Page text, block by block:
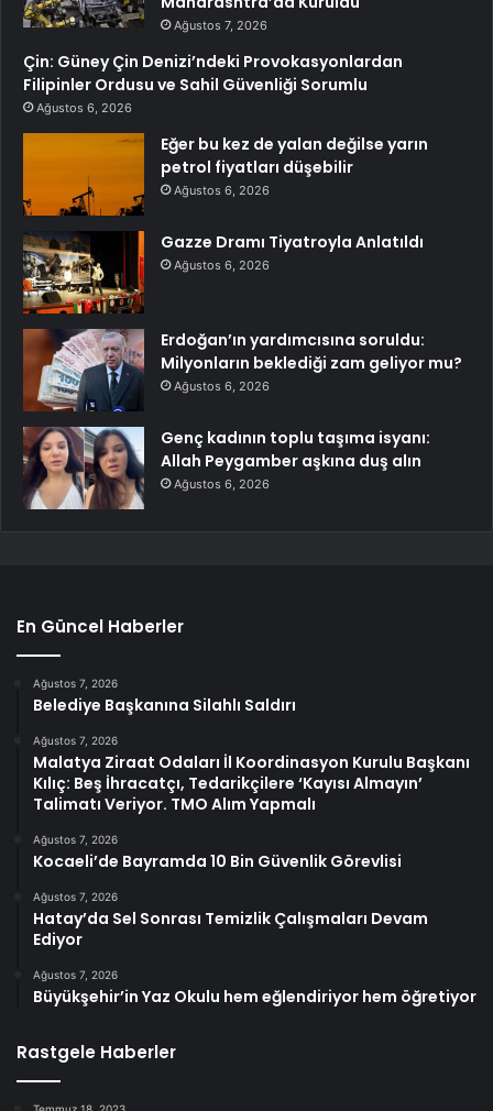
Ağustos 7, 2026
Çin: Güney Çin Denizi’ndeki Provokasyonlardan
Filipinler Ordusu ve Sahil Güvenliği Sorumlu
Ağustos 6, 2026
Eğer bu kez de yalan değilse yarın
petrol fiyatları düşebilir
Ağustos 6, 2026
Gazze Dramı Tiyatroyla Anlatıldı
Ağustos 6, 2026
Erdoğan’ın yardımcısına soruldu:
Milyonların beklediği zam geliyor mu?
Ağustos 6, 2026
Genç kadının toplu taşıma isyanı:
Allah Peygamber aşkına duş alın
Ağustos 6, 2026
En Güncel Haberler
Ağustos 7, 2026
Belediye Başkanına Silahlı Saldırı
Ağustos 7, 2026
Malatya Ziraat Odaları İl Koordinasyon Kurulu Başkanı
Kılıç: Beş İhracatçı, Tedarikçilere ‘Kayısı Almayın’
Talimatı Veriyor. TMO Alım Yapmalı
Ağustos 7, 2026
Kocaeli’de Bayramda 10 Bin Güvenlik Görevlisi
Ağustos 7, 2026
Hatay’da Sel Sonrası Temizlik Çalışmaları Devam
Ediyor
Ağustos 7, 2026
Büyükşehir’in Yaz Okulu hem eğlendiriyor hem öğretiyor
Rastgele Haberler